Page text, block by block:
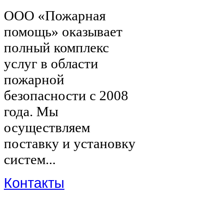
ООО «Пожарная
помощь» оказывает
полный комплекс
услуг в области
пожарной
безопасности с 2008
года. Мы
осуществляем
поставку и установку
систем...
Контакты